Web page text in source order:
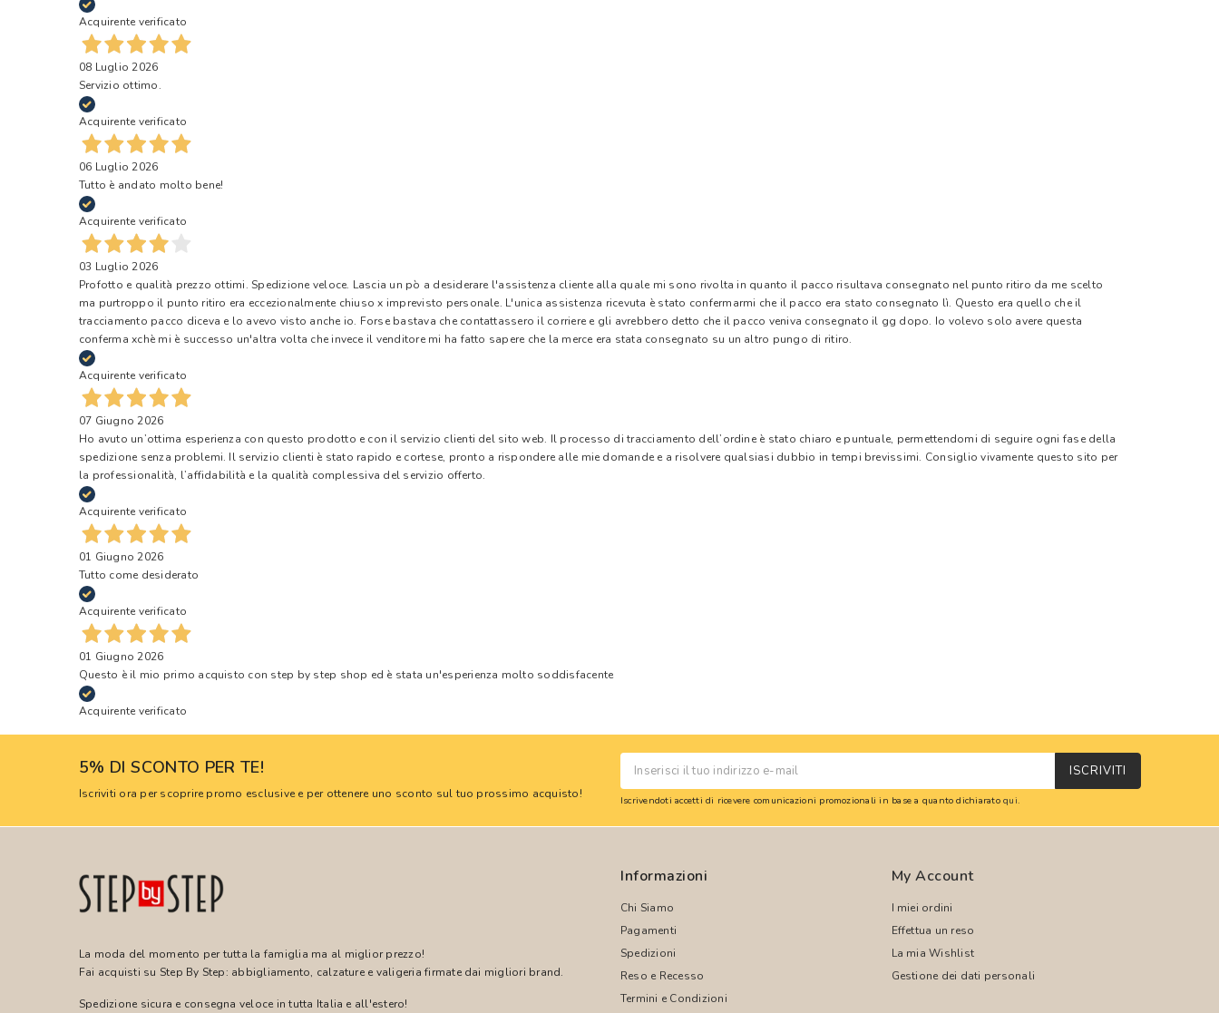
Acquirente verificato
08 Luglio 2026
Servizio ottimo.
Acquirente verificato
06 Luglio 2026
Tutto è andato molto bene!
Acquirente verificato
03 Luglio 2026
Profotto e qualità prezzo ottimi. Spedizione veloce. Lascia un pò a desiderare l'assistenza cliente alla quale mi sono rivolta in quanto il pacco risultava consegnato nel punto ritiro da me scelto
ma purtroppo il punto ritiro era eccezionalmente chiuso x imprevisto personale. L'unica assistenza ricevuta è stato confermarmi che il pacco era stato consegnato lì. Questo era quello che il
tracciamento pacco diceva e lo avevo visto anche io. Forse bastava che contattassero il corriere e gli avrebbero detto che il pacco veniva consegnato il gg dopo. Io volevo solo avere questa
conferma xchè mi è successo un'altra volta che invece il venditore mi ha fatto sapere che la merce era stata consegnato su un altro pungo di ritiro.
Acquirente verificato
07 Giugno 2026
Ho avuto un’ottima esperienza con questo prodotto e con il servizio clienti del sito web. Il processo di tracciamento dell’ordine è stato chiaro e puntuale, permettendomi di seguire ogni fase della
spedizione senza problemi. Il servizio clienti è stato rapido e cortese, pronto a rispondere alle mie domande e a risolvere qualsiasi dubbio in tempi brevissimi. Consiglio vivamente questo sito per
la professionalità, l’affidabilità e la qualità complessiva del servizio offerto.
Acquirente verificato
01 Giugno 2026
Tutto come desiderato
Acquirente verificato
01 Giugno 2026
Questo è il mio primo acquisto con step by step shop ed è stata un'esperienza molto soddisfacente
Acquirente verificato
5% DI SCONTO PER TE!
Iscriviti ora per scoprire promo esclusive e per ottenere uno sconto sul tuo prossimo acquisto!
ISCRIVITI
Iscrivendoti accetti di ricevere comunicazioni promozionali in base a quanto dichiaratoqui.
La moda del momento per tutta la famiglia ma al miglior prezzo!
Fai acquisti su Step By Step: abbigliamento, calzature e valigeria firmate dai migliori brand.
Spedizione sicura e consegna veloce in tutta Italia e all'estero!
Informazioni
Chi Siamo
Pagamenti
Spedizioni
Reso e Recesso
Termini e Condizioni
My Account
I miei ordini
Effettua un reso
La mia Wishlist
Gestione dei dati personali